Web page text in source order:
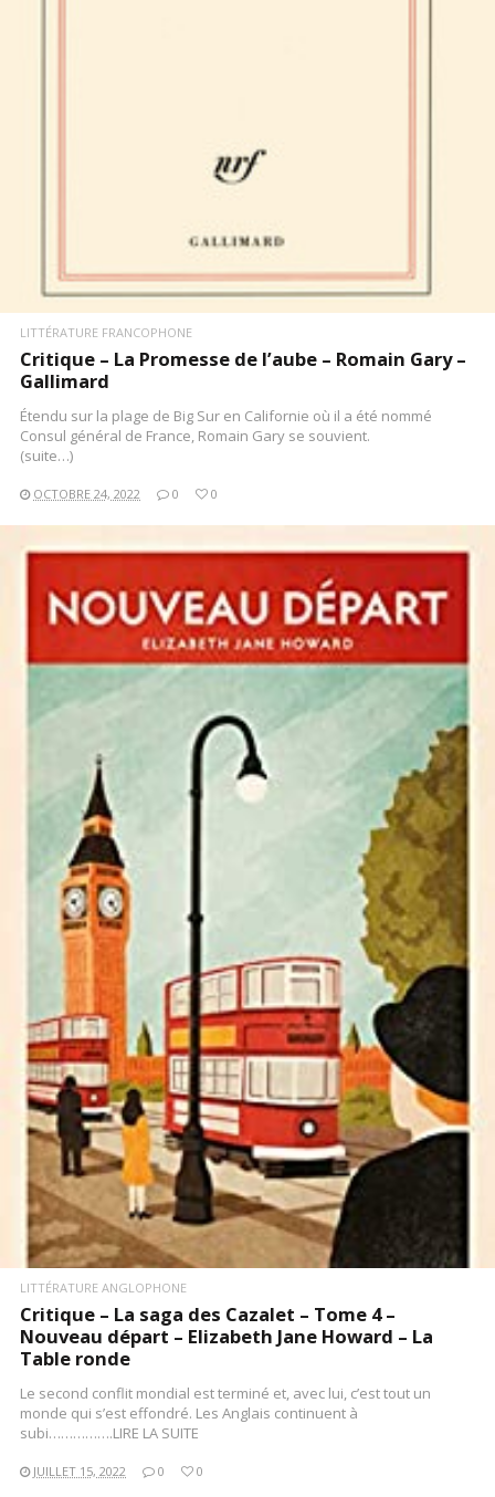
LITTÉRATURE FRANCOPHONE
Critique – La Promesse de l’aube – Romain Gary –
Gallimard
Étendu sur la plage de Big Sur en Californie où il a été nommé
Consul général de France, Romain Gary se souvient.
(suite…)
OCTOBRE 24, 2022 0 0
LIRE LA SUITE
LITTÉRATURE ANGLOPHONE
Critique – La saga des Cazalet – Tome 4 –
Nouveau départ – Elizabeth Jane Howard – La
Table ronde
Le second conflit mondial est terminé et, avec lui, c’est tout un
monde qui s’est effondré. Les Anglais continuent à
subi…………….LIRE LA SUITE
JUILLET 15, 2022 0 0